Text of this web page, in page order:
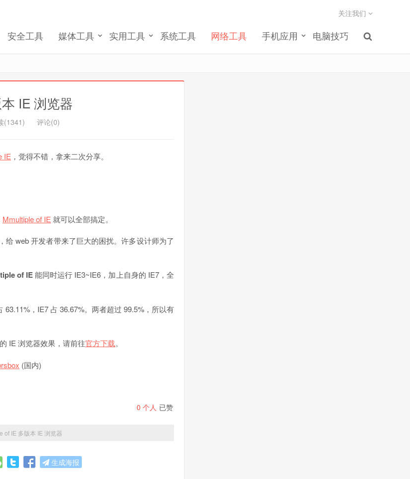
安全工具 媒体工具 实用工具 系统工具 网络工具 手机应用 电脑技巧
关注我们
IE 浏览器
(1341) 评论(0)
IE ，觉得不错，拿来二次分享。
Mmultiple of IE 就可以全部搞定。
web 开发者带来了巨大的困扰。许多设计师为了
of IE能同时运行 IE3~IE6，加上自身的 IE7，全
，IE7 占 36.67%。两者超过 99.5%，所以有
IE 浏览器效果，请前往官方下载。
(国内)
0 个人 已赞
of IE 多版本 IE 浏览器
生成海报
记住我的登录 忘记密码 ?